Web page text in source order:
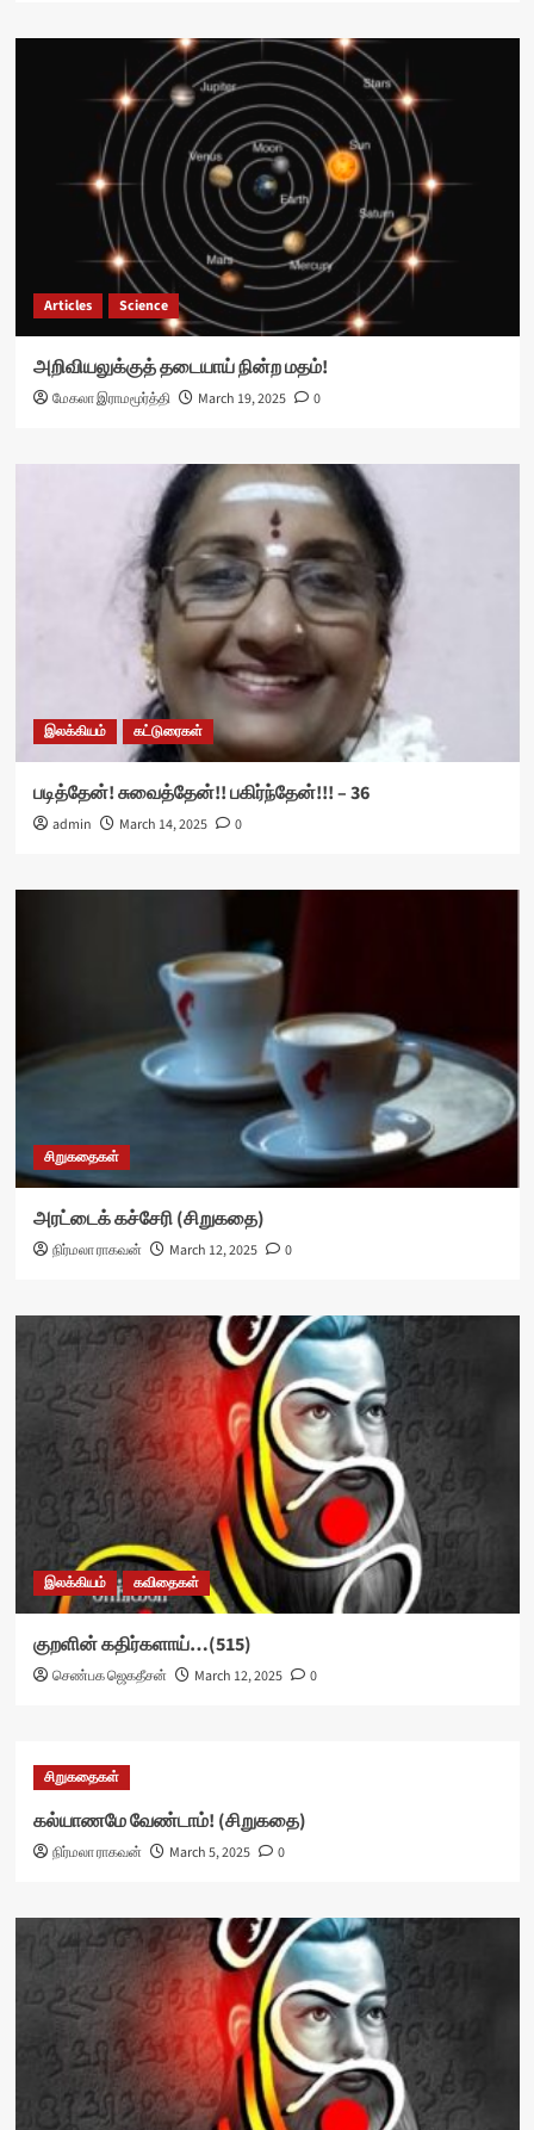
Articles Science
அறிவியலுக்குத் தடையாய் நின்ற மதம்!
மேகலா இராமமூர்த்தி March 19, 2025 0
இலக்கியம் கட்டுரைகள்
படித்தேன்! சுவைத்தேன்!! பகிர்ந்தேன்!!! – 36
admin March 14, 2025 0
சிறுகதைகள்
அரட்டைக் கச்சேரி (சிறுகதை)
நிர்மலா ராகவன் March 12, 2025 0
இலக்கியம் கவிதைகள்
குறளின் கதிர்களாய்…(515)
செண்பக ஜெகதீசன் March 12, 2025 0
சிறுகதைகள்
கல்யாணமே வேண்டாம்! (சிறுகதை)
நிர்மலா ராகவன் March 5, 2025 0